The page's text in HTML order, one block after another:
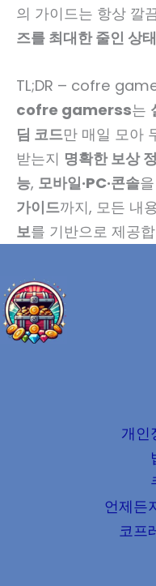
의 가이드는 항상 깔
즈를 최대한 줄인 상태
TL;DR – cofre
cofre gamerss는
딤 코드만 매일 모아
받는지 명확한 보상
능, 모바일·PC·콘솔
가이드까지, 모든 내
보를 기반으로 제공
개인
언제든
코프